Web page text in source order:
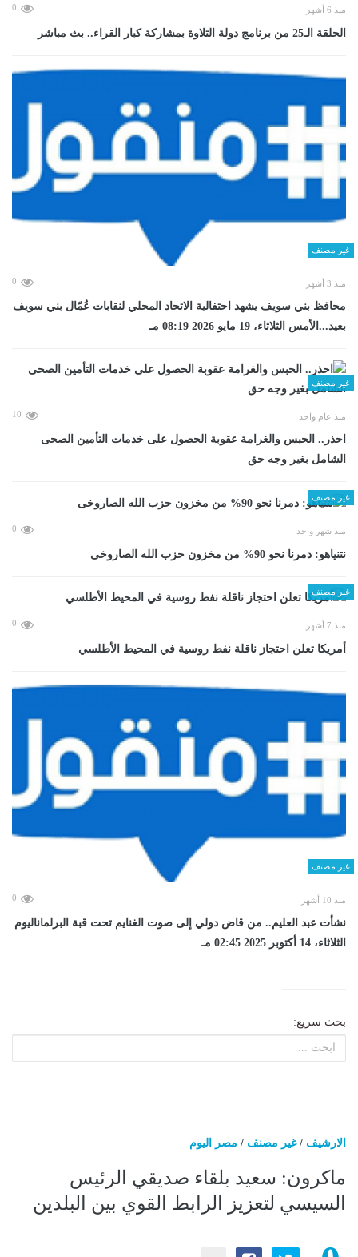
منذ 6 أشهر 0
الحلقة الـ25 من برنامج دولة التلاوة بمشاركة كبار القراء.. بث مباشر
غير مصنف
منذ 3 أشهر 0
محافظ بني سويف يشهد احتفالية الاتحاد المحلي لنقابات عُمّال بني سويف
بعيد...الأمس الثلاثاء، 19 مايو 2026 08:19 مـ
غير مصنف
منذ عام واحد 10
احذر.. الحبس والغرامة عقوبة الحصول على خدمات التأمين الصحى
الشامل بغير وجه حق
غير مصنف
منذ شهر واحد 0
نتنياهو: دمرنا نحو 90% من مخزون حزب الله الصاروخى
غير مصنف
منذ 7 أشهر 0
أمريكا تعلن احتجاز ناقلة نفط روسية في المحيط الأطلسي
غير مصنف
منذ 10 أشهر 0
نشأت عبد العليم.. من قاض دولي إلى صوت الغنايم تحت قبة البرلماناليوم
الثلاثاء، 14 أكتوبر 2025 02:45 مـ
بحث سريع:
الارشيف /غير مصنف / مصر اليوم
ماكرون: سعيد بلقاء صديقي الرئيس
السيسي لتعزيز الرابط القوي بين البلدين